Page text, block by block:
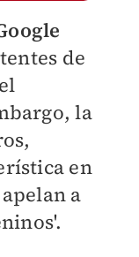
de
la
en
a